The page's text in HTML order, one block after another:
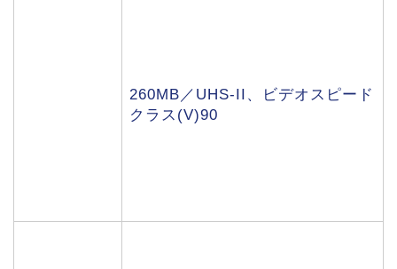
260MB／UHS-II、ビデオスピード
クラス(V)90